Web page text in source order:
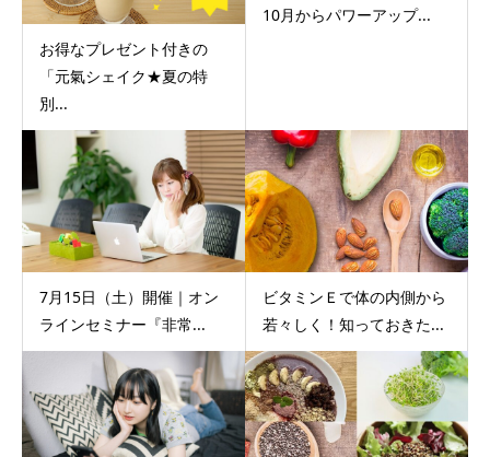
お得なプレゼント付きの
「元氣シェイク★夏の特
別...
10月からパワーアップ...
7月15日（土）開催｜オン
ラインセミナー『非常...
ビタミンＥで体の内側から
若々しく！知っておきた...